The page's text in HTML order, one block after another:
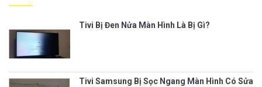
Tivi Bị Đen Nửa Màn Hình Là Bị Gì?
Tivi Samsung Bị Sọc Ngang Màn Hình Có Sửa